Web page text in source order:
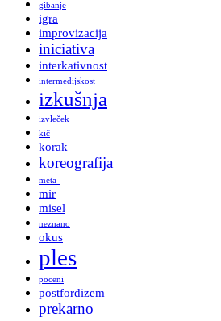
gibanje
igra
improvizacija
iniciativa
interkativnost
intermedijskost
izkušnja
izvleček
kič
korak
koreografija
meta-
mir
misel
neznano
okus
ples
poceni
postfordizem
prekarno